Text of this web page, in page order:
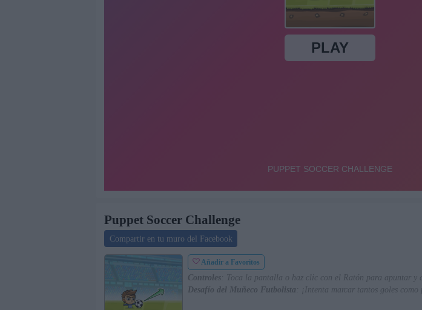
Puppet Soccer Challenge
Compartir en tu muro del Facebook
Añadir a Favoritos
Controles : Toca la pantalla o haz clic con el Ratón para apuntar y
Desafío del Muñeco Futbolista : ¡Intenta marcar tantos goles